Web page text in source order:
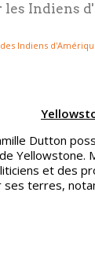
Indiens
Indiens
Dutton
Yellowstone.
et des
terres,